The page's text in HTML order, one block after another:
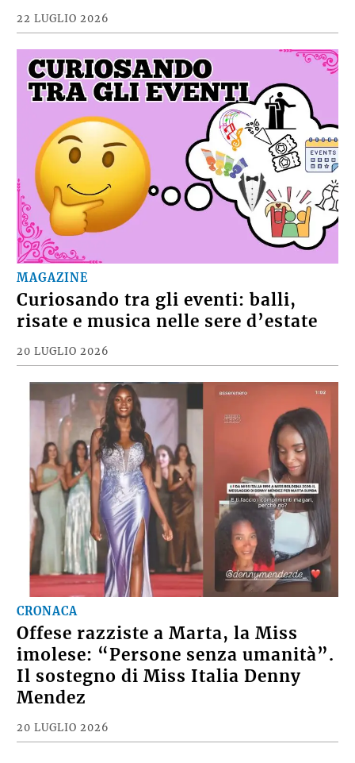
22 LUGLIO 2026
MAGAZINE
Curiosando tra gli eventi: balli,
risate e musica nelle sere d’estate
20 LUGLIO 2026
CRONACA
Offese razziste a Marta, la Miss
imolese: “Persone senza umanità”.
Il sostegno di Miss Italia Denny
Mendez
20 LUGLIO 2026